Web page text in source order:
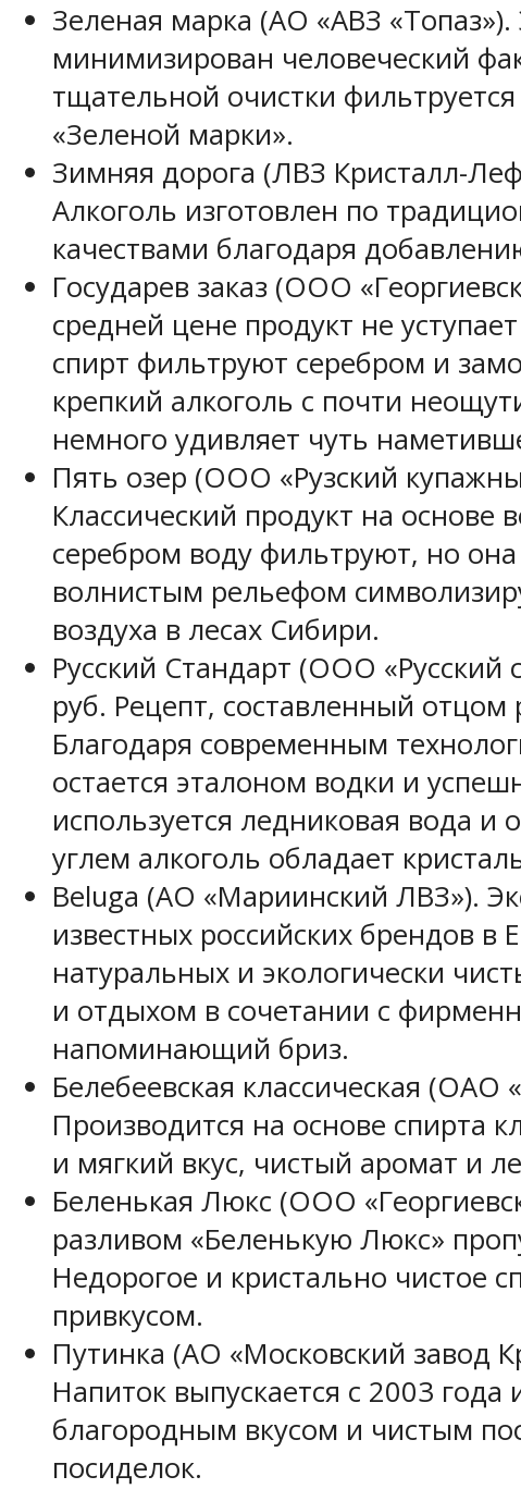
Зеленая марка (АО «АВЗ
минимизирован человеческий
тщательной очистки
«Зеленой марки».
Зимняя дорога (ЛВЗ Кристалл-
Алкоголь изготовлен по
качествами благодаря
Государев заказ (ООО
средней цене продукт не
спирт фильтруют серебром и
крепкий алкоголь с почти
немного удивляет чуть
Пять озер (ООО «Рузский
Классический продукт на
серебром воду фильтруют, но
волнистым рельефом
воздуха в лесах Сибири.
Русский Стандарт (ООО «Русский
руб. Рецепт, составленный
Благодаря современным
остается эталоном водки и
используется ледниковая вода
углем алкоголь обладает
Beluga (АО «Мариинский ЛВЗ»).
известных российских брендов
натуральных и экологически
и отдыхом в сочетании с
напоминающий бриз.
Белебеевская классическая (ОАО
Производится на основе спирта
и мягкий вкус, чистый аромат и
Беленькая Люкс (ООО
разливом «Беленькую Люкс»
Недорогое и кристально чистое
привкусом.
Путинка (АО «Московский завод
Напиток выпускается с 2003
благородным вкусом и чистым
посиделок.